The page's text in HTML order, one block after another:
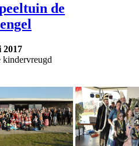
de
2017
kindervreugd